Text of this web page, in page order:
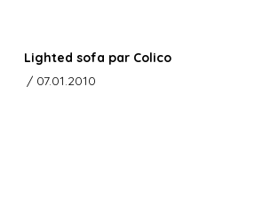
Lighted sofa par Colico
/ 07.01.2010